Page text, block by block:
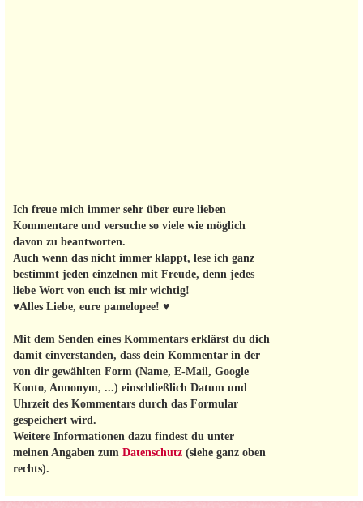
Ich freue mich immer sehr über eure lieben
Kommentare und versuche so viele wie möglich
davon zu beantworten.
Auch wenn das nicht immer klappt, lese ich ganz
bestimmt jeden einzelnen mit Freude, denn jedes
liebe Wort von euch ist mir wichtig!
♥Alles Liebe, eure pamelopee! ♥
Mit dem Senden eines Kommentars erklärst du dich
damit einverstanden, dass dein Kommentar in der
von dir gewählten Form (Name, E-Mail, Google
Konto, Annonym, ...) einschließlich Datum und
Uhrzeit des Kommentars durch das Formular
gespeichert wird.
Weitere Informationen dazu findest du unter
meinen Angaben zum Datenschutz (siehe ganz oben
rechts).